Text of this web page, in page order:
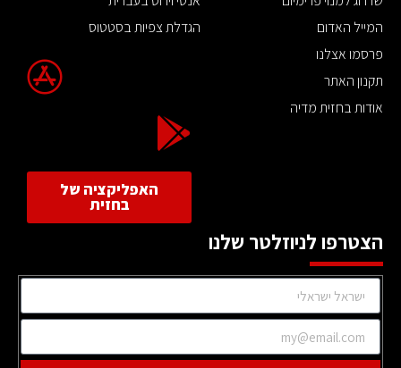
המייל האדום
פרסמו אצלנו
תקנון האתר
אודות בחזית מדיה
הגדלת צפיות בסטטוס
האפליקציה של
בחזית
הצטרפו לניוזלטר שלנו